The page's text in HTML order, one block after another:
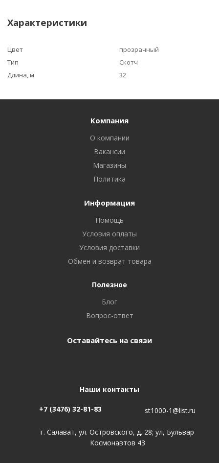
Характеристики
Цвет
прозрачный
Тип
Скотч
Длина, м
32
Компания
О компании
Вакансии
Магазины
Политика
Информация
Помощь
Условия оплаты
Условия доставки
Обмен и возврат товара
Полезное
Блог
Вопрос-ответ
Оставайтесь на связи
Наши контакты
+7 (3476) 32-81-83 st1000-1@list.ru
г. Салават, ул. Островского, д. 28; ул, Бульвар
Космонавтов 43